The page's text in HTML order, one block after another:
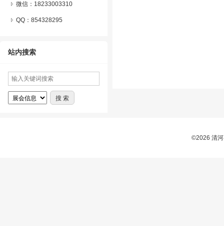
微信： 18233003310
QQ： 854328295
站内搜索
©2026 清